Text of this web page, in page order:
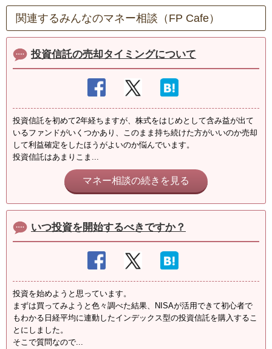
関連するみんなのマネー相談（FP Cafe）
投資信託の売却タイミングについて
投資信託を初めて2年経ちますが、株式をはじめとして含み益が出て
いるファンドがいくつかあり、このまま持ち続けた方がいいのか売却
して利益確定をしたほうがよいのか悩んでいます。
投資信託はあまりこま...
マネー相談の続きを見る
いつ投資を開始するべきですか？
投資を始めようと思っています。
まずは買ってみようと色々調べた結果、NISAが活用できて初心者で
もわかる日経平均に連動したインデックス型の投資信託を購入するこ
とにしました。
そこで質問なので...